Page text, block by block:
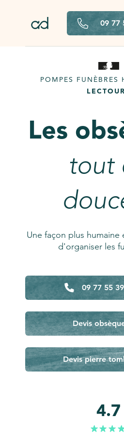
09 77
POMPES FUNÈBRES
Les
tout
Une façon plus
d'organiser les
09 77 55
Devis
Devis pierre
4.7